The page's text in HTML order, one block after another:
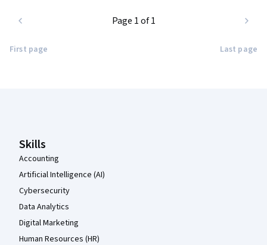
First page
Page 1 of 1
Last page
Skills
Accounting
Artificial Intelligence (AI)
Cybersecurity
Data Analytics
Digital Marketing
Human Resources (HR)